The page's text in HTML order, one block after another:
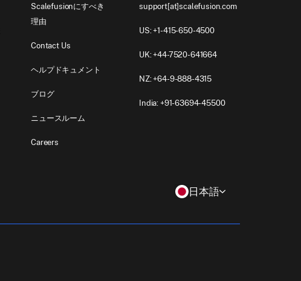
Scalefusionにすべき
理由
Contact Us
ヘルプドキュメント
ブログ
ニュースルーム
Careers
support[at]scalefusion.com
US: +1-415-650-4500
UK: +44-7520-641664
NZ: +64-9-888-4315
India: +91-63694-45500
日本語